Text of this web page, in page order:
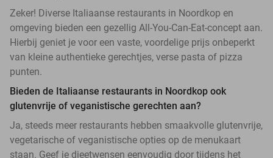
Zeker! Diverse Italiaanse restaurants in Noordkop en
omgeving bieden een gezellig All-You-Can-Eat-concept aan.
Hierbij geniet je voor een vaste, voordelige prijs onbeperkt
van kleine authentieke gerechtjes, verse pasta of pizza
punten.
Bieden de Italiaanse restaurants in Noordkop ook
glutenvrije of veganistische gerechten aan?
Ja, steeds meer restaurants hebben smaakvolle glutenvrije,
vegetarische of veganistische opties op de menukaart
staan. Geef je dieetwensen eenvoudig door tijdens het